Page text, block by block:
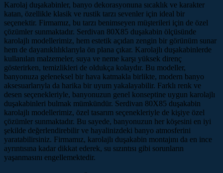
Karolaj duşakabinler, banyo dekorasyonuna sıcaklık ve karakter
katan, özellikle klasik ve rustik tarzı sevenler için ideal bir
seçenektir. Firmamız, bu tarzı benimseyen müşterileri için de özel
çözümler sunmaktadır. Serdivan 80X85 duşakabin ölçüsünde
karolajlı modellerimiz, hem estetik açıdan zengin bir görünüm sunar
hem de dayanıklılıklarıyla ön plana çıkar. Karolajlı duşakabinlerde
kullanılan malzemeler, suya ve neme karşı yüksek direnç
gösterirken, temizlikleri de oldukça kolaydır. Bu modeller,
banyonuza geleneksel bir hava katmakla birlikte, modern banyo
aksesuarlarıyla da harika bir uyum yakalayabilir. Farklı renk ve
desen seçenekleriyle, banyonuzun genel konseptine uygun karolajlı
duşakabinleri bulmak mümkündür. Serdivan 80X85 duşakabin
karolajlı modellerimiz, özel tasarım seçenekleriyle de kişiye özel
çözümler sunmaktadır. Bu sayede, banyonuzun her köşesini en iyi
şekilde değerlendirebilir ve hayalinizdeki banyo atmosferini
yaratabilirsiniz. Firmamız, karolajlı duşakabin montajını da en ince
ayrıntısına kadar dikkat ederek, su sızıntısı gibi sorunların
yaşanmasını engellemektedir.